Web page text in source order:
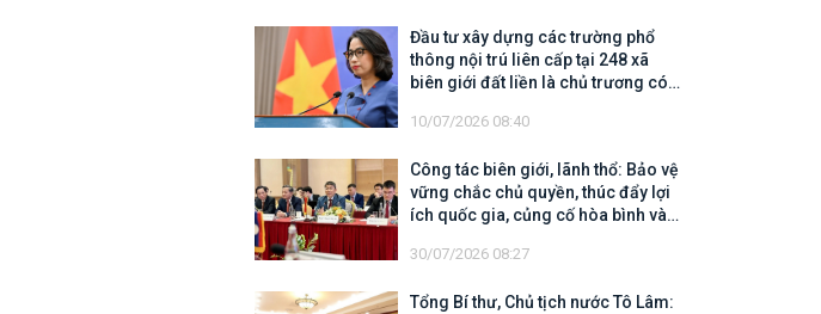
Đầu tư xây dựng các trường phổ
thông nội trú liên cấp tại 248 xã
biên giới đất liền là chủ trương có
văn sâu sắc
10/07/2026 08:40
Công tác biên giới, lãnh thổ: Bảo vệ
vững chắc chủ quyền, thúc đẩy lợi
ích quốc gia, củng cố hòa bình và
triển
30/07/2026 08:27
Tổng Bí thư, Chủ tịch nước Tô Lâm: